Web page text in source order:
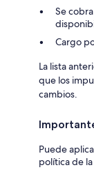
Se
Cargo
La lista
que los
cambios.
Puede
política de